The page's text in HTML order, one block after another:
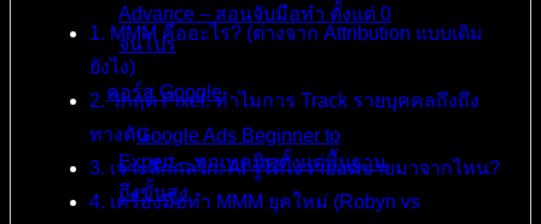
Advance – สอนจับมือทำ ตั้งแต่ 0
จนโปร
คอร์ส Google
Google Ads Beginner to
Expert – ทุกเทคนิคตั้งแต่พื้นฐาน
ถึงขั้นสูง
1. MMM คืออะไร? (ต่างจาก Attribution แบบเดิม
ยังไง)
2. วิกฤต Pixel: ทำไมการ Track รายบุคคลถึงถึง
ทางตัน
3. เจาะลึกกลไก: AI รู้ได้ไงว่ายอดขายมาจากไหน?
4. เครื่องมือทำ MMM ยุคใหม่ (Robyn vs